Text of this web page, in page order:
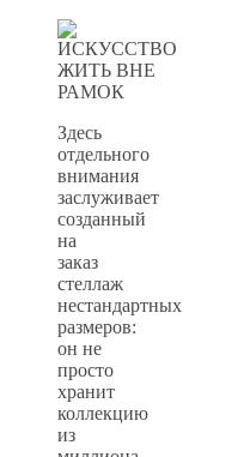
Здесь
отдельного
внимания
заслуживает
созданный
на
заказ
стеллаж
нестандартных
размеров:
он не
просто
хранит
коллекцию
из